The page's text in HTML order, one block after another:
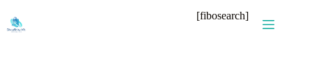
content
[fibosearch]